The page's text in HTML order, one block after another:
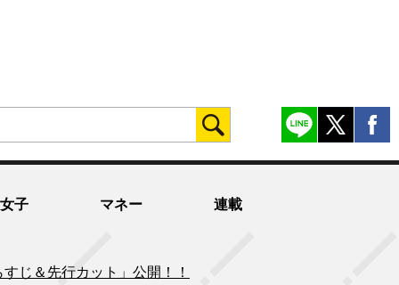
女子 マネー 連載
じ＆先行カット」公開！！